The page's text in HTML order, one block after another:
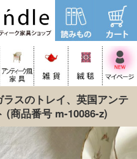
スのトレイ、英国アンテ
(商品番号 m-10086-z)